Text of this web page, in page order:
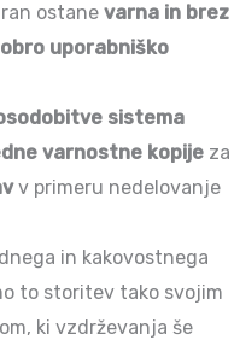
ostane varna in brez
uporabniško
sistema
varnostne kopije za
v primeru nedelovanje
in kakovostnega
to storitev tako svojim
ki vzdrževanja še